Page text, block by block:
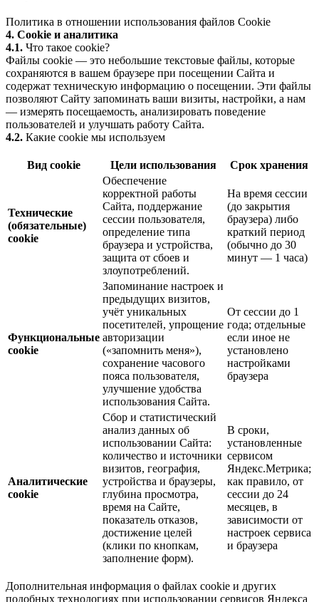
Политика в отношении использования файлов Cookie
4. Cookie и аналитика
4.1. Что такое cookie?
Файлы cookie — это небольшие текстовые файлы, которые
сохраняются в вашем браузере при посещении Сайта и
содержат техническую информацию о посещении. Эти файлы
позволяют Сайту запоминать ваши визиты, настройки, а нам
— измерять посещаемость, анализировать поведение
пользователей и улучшать работу Сайта.
4.2. Какие cookie мы используем
Вид cookie Цели использования Срок хранения
Технические
(обязательные)
cookie
Обеспечение
корректной работы
Сайта, поддержание
сессии пользователя,
определение типа
браузера и устройства,
защита от сбоев и
злоупотреблений.
На время сессии
(до закрытия
браузера) либо
краткий период
(обычно до 30
минут — 1 часа)
Функциональные
cookie
Запоминание настроек и
предыдущих визитов,
учёт уникальных
посетителей, упрощение
авторизации
(«запомнить меня»),
сохранение часового
пояса пользователя,
улучшение удобства
использования Сайта.
От сессии до 1
года; отдельные
если иное не
установлено
настройками
браузера
Аналитические
cookie
Сбор и статистический
анализ данных об
использовании Сайта:
количество и источники
визитов, география,
устройства и браузеры,
глубина просмотра,
время на Сайте,
показатель отказов,
достижение целей
(клики по кнопкам,
заполнение форм).
В сроки,
установленные
сервисом
Яндекс.Метрика;
как правило, от
сессии до 24
месяцев, в
зависимости от
настроек сервиса
и браузера
Дополнительная информация о файлах cookie и других
подобных технологиях при использовании сервисов Яндекса